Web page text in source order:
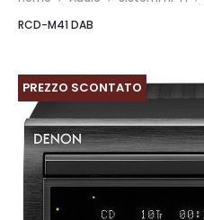
RCD-M41 DAB
PREZZO SCONTATO